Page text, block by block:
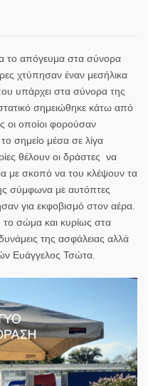
το απόγευμα στα σύνορα
χτύπησαν έναν μεσήλικα
υπάρχει στα σύνορα της
σημειώθηκε κάτω από
οι οποίοι φορούσαν
σημείο μέσα σε λίγα
θέλουν οι δράστες να
με σκοπό να του κλέψουν τα
σύμφωνα με αυτόπτες
για εκφοβισμό στον αέρα.
σώμα και κυρίως στα
της ασφάλειας αλλά
Ευάγγελος Τσώτα.